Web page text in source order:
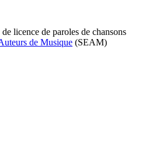
licence de paroles de chansons
de Musique (SEAM)